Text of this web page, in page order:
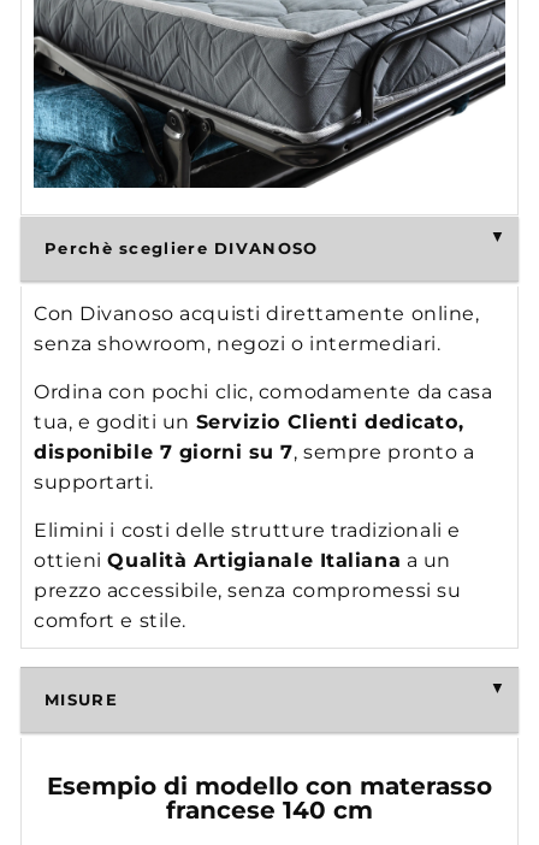
Perchè scegliere DIVANOSO
Con Divanoso acquisti direttamente online,
senza showroom, negozi o intermediari.
Ordina con pochi clic, comodamente da casa
tua, e goditi un Servizio Clienti dedicato,
disponibile 7 giorni su 7, sempre pronto a
supportarti.
Elimini i costi delle strutture tradizionali e
ottieniQualità Artigianale Italiana a un
prezzo accessibile, senza compromessi su
comfort e stile.
MISURE
Esempio di modello con materasso
francese 140 cm